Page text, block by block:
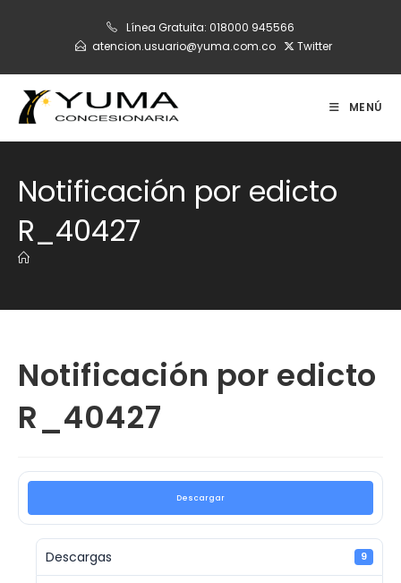
Línea Gratuita: 018000 945566
atencion.usuario@yuma.com.co
Twitter
MENÚ
Notificación por edicto
R_40427
Notificación por edicto
R_40427
Descargar
Descargas 9